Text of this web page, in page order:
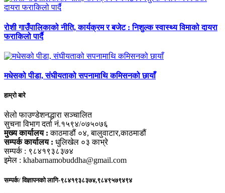
रोशी गाउँपालिकाको नीति, कार्यक्रम र बजेट : निशुल्क स्वास्थ्य विमाको दायरा
फराकिलो पार्दै
मधेसको पीडा, संघीयताको सपनामाथि कमिसनको छायाँ
हाम्रो बारे
सेलो फाउण्डेशनद्धारा सञ्चालित
सुचना विभाग दर्ता नं.१५९४/०७५०७६
मुख्य कार्यालय : काठमाडौं ०४, बालुवाटार,काठमाडौं
सम्पर्क कार्यालय : धुलिखेल ०३ काभ्रे
सम्पर्क : ९८४१९३८३७४
इमेल : khabarnamobuddha@gmail.com
सम्पर्क/ विज्ञापनको लागि-९८४१९३८३७४,९८४९५७९४९४